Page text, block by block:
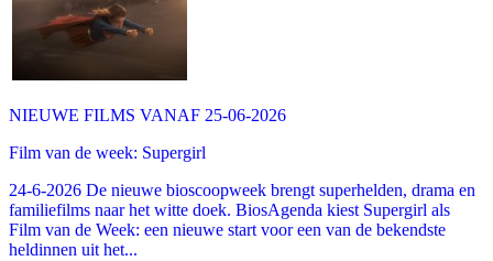
NIEUWE FILMS VANAF 25-06-2026
Film van de week: Supergirl
24-6-2026 De nieuwe bioscoopweek brengt superhelden, drama en
familiefilms naar het witte doek. BiosAgenda kiest Supergirl als
Film van de Week: een nieuwe start voor een van de bekendste
heldinnen uit het...